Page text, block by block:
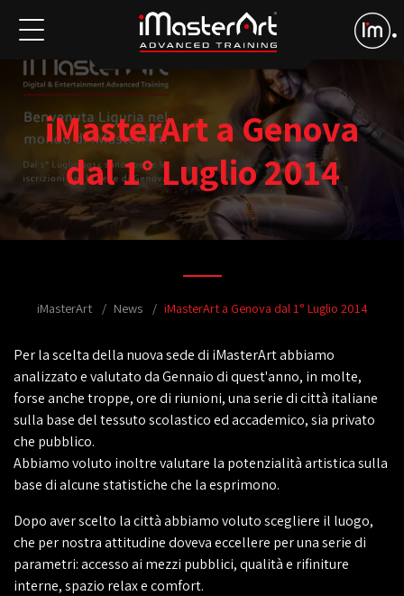
iMasterArt a Genova
dal 1° Luglio 2014
iMasterArt News iMasterArt a Genova dal 1° Luglio 2014
Per la scelta della nuova sede di iMasterArt abbiamo
analizzato e valutato da Gennaio di quest'anno, in molte,
forse anche troppe, ore di riunioni, una serie di città italiane
sulla base del tessuto scolastico ed accademico, sia privato
che pubblico.
Abbiamo voluto inoltre valutare la potenzialità artistica sulla
base di alcune statistiche che la esprimono.
Dopo aver scelto la città abbiamo voluto scegliere il luogo,
che per nostra attitudine doveva eccellere per una serie di
parametri: accesso ai mezzi pubblici, qualità e rifiniture
interne, spazio relax e comfort.